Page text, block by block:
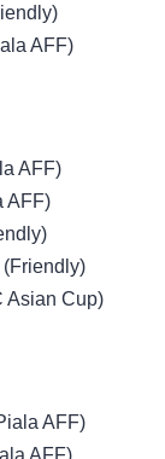
AFF)
AFF)
AFF)
Asian Cup)
AFF)
AFF)